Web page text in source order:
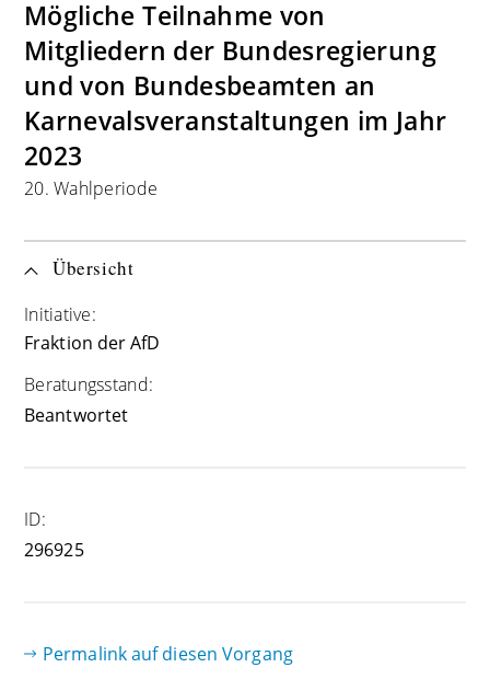
Mögliche Teilnahme von
Mitgliedern der Bundesregierung
und von Bundesbeamten an
Karnevalsveranstaltungen im Jahr
2023
20. Wahlperiode
Übersicht
Initiative:
Fraktion der AfD
Beratungsstand:
Beantwortet
ID:
296925
Permalink auf diesen Vorgang